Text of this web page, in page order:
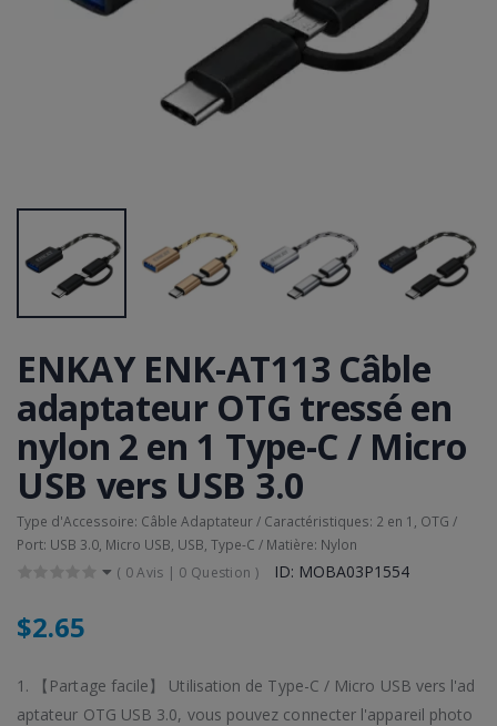
ENKAY ENK-AT113 Câble
adaptateur OTG tressé en
nylon 2 en 1 Type-C / Micro
USB vers USB 3.0
Type d'Accessoire: Câble Adaptateur / Caractéristiques: 2 en 1, OTG /
Port: USB 3.0, Micro USB, USB, Type-C / Matière: Nylon
( 0 Avis | 0 Question ) ID: MOBA03P1554
$2.65
1. 【Partage facile】 Utilisation de Type-C / Micro USB vers l'ad
aptateur OTG USB 3.0, vous pouvez connecter l'appareil photo